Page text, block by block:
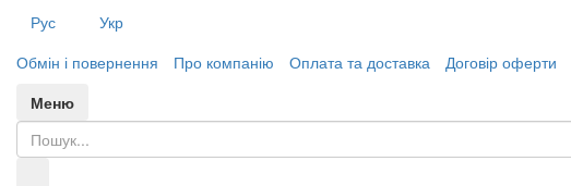
Рус
Укр
Обмін і повернення
Про компанію Оплата та доставка Договір оферти
Меню